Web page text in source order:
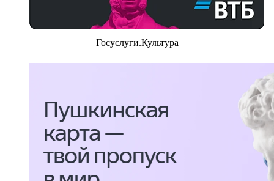
Госуслуги.Культура